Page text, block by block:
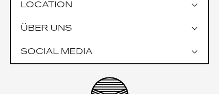
LOCATION
Google Maps
Garage Praterstrasse 1
ÜBER UNS
SOCIAL MEDIA